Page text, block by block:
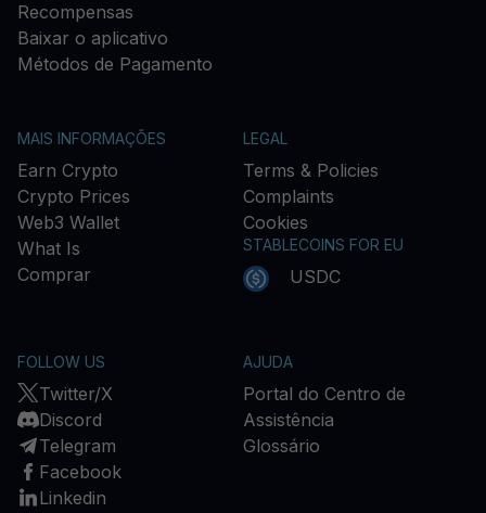
Recompensas
Baixar o aplicativo
Métodos de Pagamento
MAIS INFORMAÇÕES
Earn Crypto
Crypto Prices
Web3 Wallet
What Is
Comprar
LEGAL
Terms & Policies
Complaints
Cookies
STABLECOINS FOR EU
USDC
FOLLOW US
Twitter/X
Discord
Telegram
Facebook
Linkedin
AJUDA
Portal do Centro de
Assistência
Glossário